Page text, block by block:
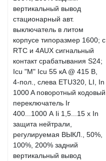
стационарный авт.
выключатель в литом
корпусе типоразмер 1600; с
RTC и 4AUX сигнальный
контакт срабатывания S24;
Icu "M" Icu 55 кA @ 415 В,
4-пол., слева ETU320, LI, In
1000 A поворотный кодовый
переключатель Ir
400...1000 А Ii 1,5...15 x In
защита нейтрали,
регулируемая ВЫКЛ., 50%,
100%, 200% задний
вертикальный вывод